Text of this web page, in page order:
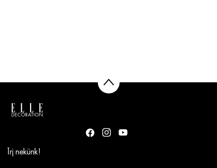
Írj nekünk!